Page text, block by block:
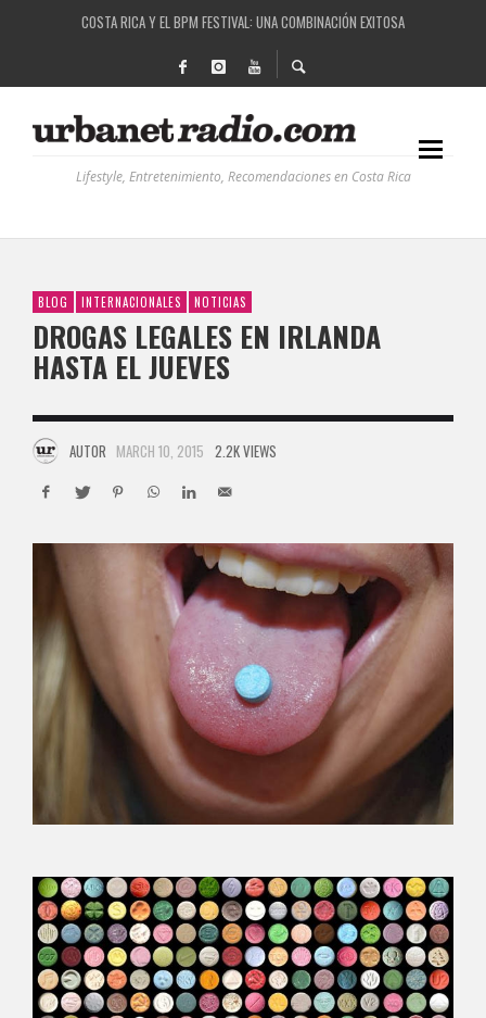
COSTA RICA Y EL BPM FESTIVAL: UNA COMBINACIÓN EXITOSA
RUTAS NATURBANAS: EL PROYECTO QUE ESTÁ TRANSFORMANDO LA CALIDAD DE
LA HISTORIA DETRÁS DE LA MÚSICA ELECTRÓNICA: BBC RADIOPHONIC WORKSHOP
Lifestyle, Entretenimiento, Recomendaciones en Costa Rica
BLOG INTERNACIONALES NOTICIAS
DROGAS LEGALES EN IRLANDA
HASTA EL JUEVES
AUTOR MARCH 10, 2015 2.2K VIEWS